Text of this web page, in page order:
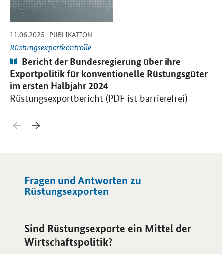
Zurück blättern
11.06.2025 -
PUBLIKATION
Rüstungsexportkontrolle
Publikation:
Bericht der Bundesregierung über ihre
Exportpolitik für konventionelle Rüstungsgüter
im ersten Halbjahr 2024
Rüstungsexportbericht (PDF ist barrierefrei)
Fragen und Antworten zu
Rüstungsexporten
Sind Rüstungsexporte ein Mittel der
Wirtschaftspolitik?